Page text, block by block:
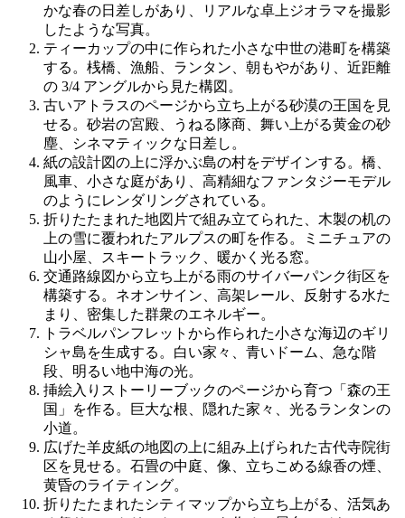
かな春の日差しがあり、リアルな卓上ジオラマを撮影
したような写真。
ティーカップの中に作られた小さな中世の港町を構築
する。桟橋、漁船、ランタン、朝もやがあり、近距離
の 3/4 アングルから見た構図。
古いアトラスのページから立ち上がる砂漠の王国を見
せる。砂岩の宮殿、うねる隊商、舞い上がる黄金の砂
塵、シネマティックな日差し。
紙の設計図の上に浮かぶ島の村をデザインする。橋、
風車、小さな庭があり、高精細なファンタジーモデル
のようにレンダリングされている。
折りたたまれた地図片で組み立てられた、木製の机の
上の雪に覆われたアルプスの町を作る。ミニチュアの
山小屋、スキートラック、暖かく光る窓。
交通路線図から立ち上がる雨のサイバーパンク街区を
構築する。ネオンサイン、高架レール、反射する水た
まり、密集した群衆のエネルギー。
トラベルパンフレットから作られた小さな海辺のギリ
シャ島を生成する。白い家々、青いドーム、急な階
段、明るい地中海の光。
挿絵入りストーリーブックのページから育つ「森の王
国」を作る。巨大な根、隠れた家々、光るランタンの
小道。
広げた羊皮紙の地図の上に組み上げられた古代寺院街
区を見せる。石畳の中庭、像、立ちこめる線香の煙、
黄昏のライティング。
折りたたまれたシティマップから立ち上がる、活気あ